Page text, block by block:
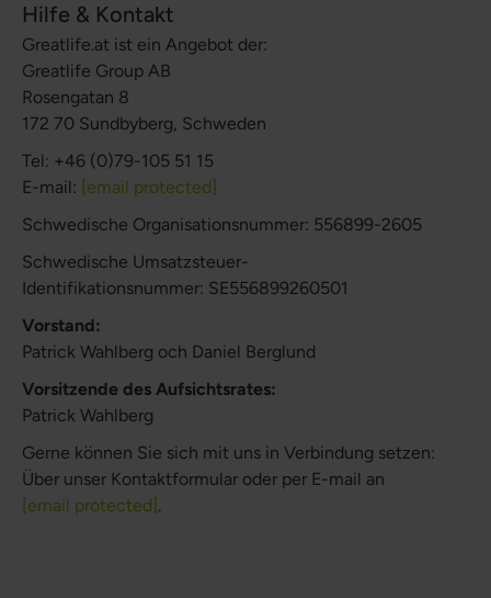
Hilfe & Kontakt
Greatlife.at ist ein Angebot der:
Greatlife Group AB
Rosengatan 8
172 70 Sundbyberg, Schweden
Tel: +46 (0)‭79-105 51 15‬
E-mail: [email protected]
Schwedische Organisationsnummer: 556899-2605
Schwedische Umsatzsteuer-
Identifikationsnummer: SE556899260501
Vorstand:
Patrick Wahlberg och Daniel Berglund
Vorsitzende des Aufsichtsrates:
Patrick Wahlberg
Gerne können Sie sich mit uns in Verbindung setzen:
Über unser Kontaktformular oder per E-mail an
[email protected] .